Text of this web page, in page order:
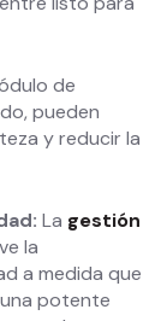
de
pueden
y reducir la
La gestión
la
a medida que
potente